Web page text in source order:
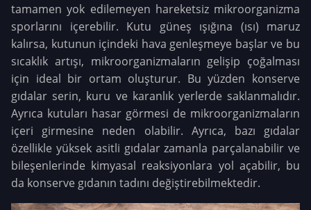
tamamen yok edilemeyen hareketsiz mikroorganizma
sporlarını içerebilir. Kutu güneş ışığına (ısı) maruz
kalırsa, kutunun içindeki hava genleşmeye başlar ve bu
sıcaklık artışı, mikroorganizmaların gelişip çoğalması
için ideal bir ortam oluşturur. Bu yüzden konserve
gıdalar serin, kuru ve karanlık yerlerde saklanmalıdır.
Ayrıca kutuları hasar görmesi de mikroorganizmaların
içeri girmesine neden olabilir. Ayrıca, bazı gıdalar
özellikle yüksek asitli gıdalar zamanla parçalanabilir ve
bileşenlerinde kimyasal reaksiyonlara yol açabilir, bu
da konserve gıdanın tadını değiştirebilmektedir.